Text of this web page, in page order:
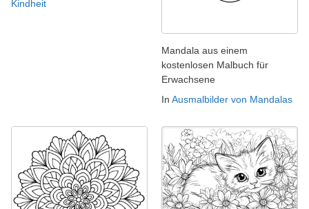
Kindheit
Mandala aus einem
kostenlosen Malbuch für
Erwachsene
In Ausmalbilder von Mandalas